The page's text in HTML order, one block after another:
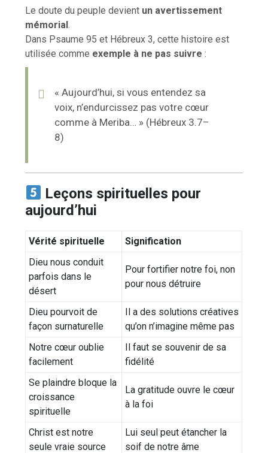
Le doute du peuple devient un avertissement
mémorial.
Dans Psaume 95 et Hébreux 3, cette histoire est
utilisée comme exemple à ne pas suivre :
« Aujourd’hui, si vous entendez sa
voix, n’endurcissez pas votre cœur
comme à Meriba… » (Hébreux 3.7–
8)
Leçons spirituelles pour
aujourd’hui
Vérité spirituelle
Signification
Dieu nous conduit
parfois dans le
désert
Pour fortifier notre foi, non
pour nous détruire
Dieu pourvoit de
façon surnaturelle
Il a des solutions créatives
qu’on n’imagine même pas
Notre cœur oublie
facilement
Il faut se souvenir de sa
fidélité
Se plaindre bloque la
croissance
spirituelle
La gratitude ouvre le cœur
à la foi
Christ est notre
seule vraie source
Lui seul peut étancher la
soif de notre âme